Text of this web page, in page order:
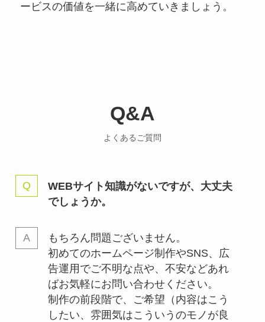
ービスの価値を一緒に高めていきましょう。
Q&A
よくあるご質問
WEBサイト知識がないですが、大丈夫
でしょうか。
もちろん問題ございません。
初めてのホームページ制作やSNS、広
告運用でご不明な点や、不安などあれ
ばお気軽にお問い合わせください。
制作の前段階で、ご希望（内容はこう
したい、雰囲気はこういうのモノが良